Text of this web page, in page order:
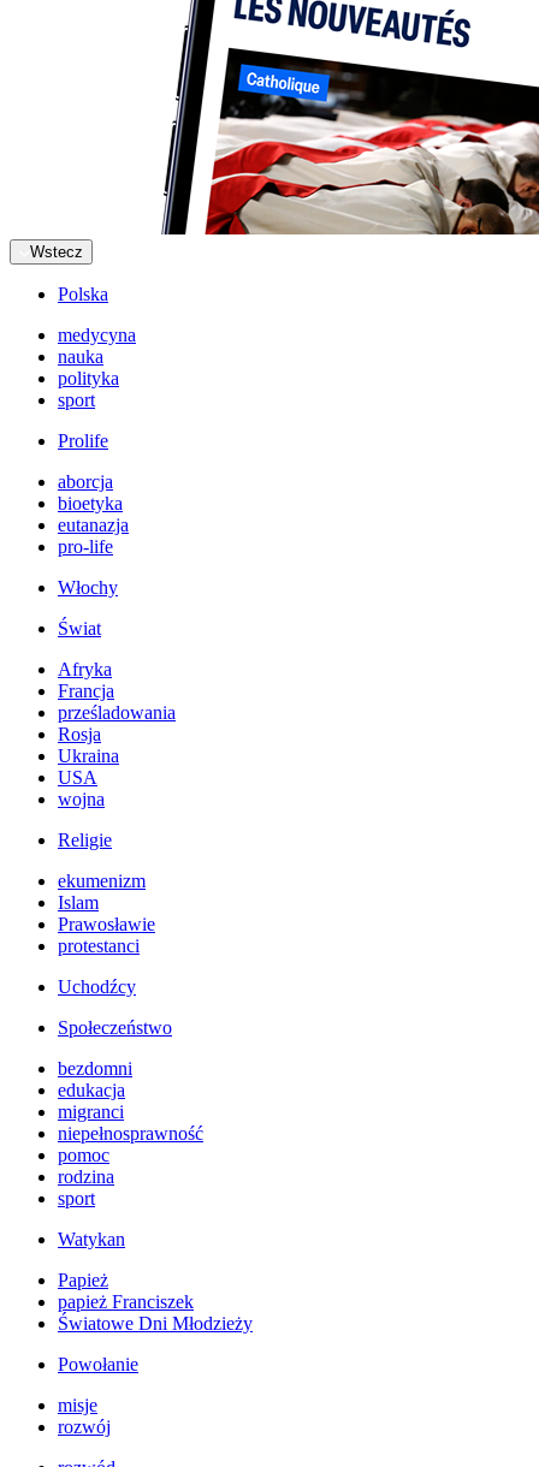
Wstecz
Polska
medycyna
nauka
polityka
sport
Prolife
aborcja
bioetyka
eutanazja
pro-life
Włochy
Świat
Afryka
Francja
prześladowania
Rosja
Ukraina
USA
wojna
Religie
ekumenizm
Islam
Prawosławie
protestanci
Uchodźcy
Społeczeństwo
bezdomni
edukacja
migranci
niepełnosprawność
pomoc
rodzina
sport
Watykan
Papież
papież Franciszek
Światowe Dni Młodzieży
Powołanie
misje
rozwój